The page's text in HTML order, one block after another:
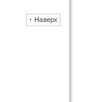
↑ Наверх